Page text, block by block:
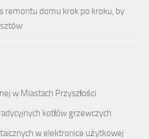
remontu domu krok po kroku, by
w Miastach Przyszłości
kotłów grzewczych
w elektronice użytkowej